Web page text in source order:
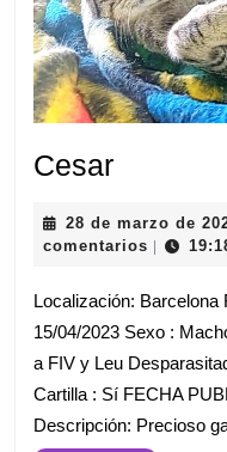
CesarCesar
28 de marzo de
comentarios |
Localización: Barcelona
15/04/2023 Sexo :
a FIV y Leu
Cartilla : Sí FECHA
Descripción: Precioso